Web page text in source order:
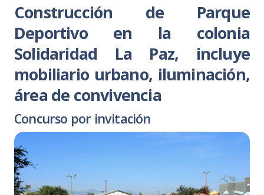
Construcción de Parque
Deportivo en la colonia
Solidaridad La Paz, incluye
mobiliario urbano, iluminación,
área de convivencia
Concurso por invitación